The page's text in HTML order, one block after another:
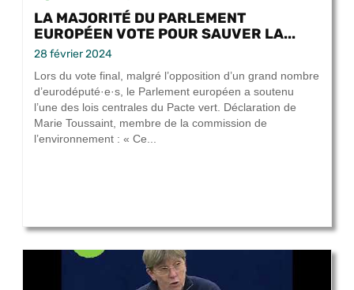
LA MAJORITÉ DU PARLEMENT
EUROPÉEN VOTE POUR SAUVER LA...
28 février 2024
Lors du vote final, malgré l’opposition d’un grand nombre
d’eurodéputé·e·s, le Parlement européen a soutenu
l’une des lois centrales du Pacte vert. Déclaration de
Marie Toussaint, membre de la commission de
l’environnement : « Ce...